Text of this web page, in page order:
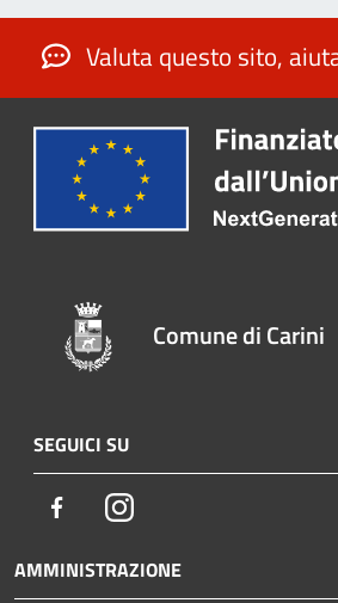
Valuta questo sito,
Comune di Carini
SEGUICI SU
FacebookInstagram
AMMINISTRAZIONE